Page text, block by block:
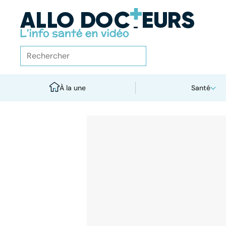
À la une Santé